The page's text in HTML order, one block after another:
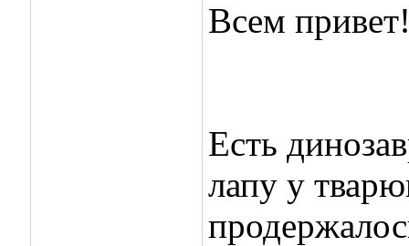
Всем
Есть
лапу у